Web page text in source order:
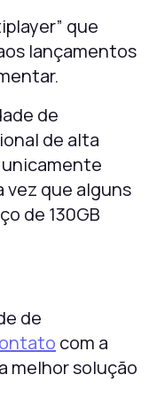
que
lançamentos
de
de alta
unicamente
vez que alguns
de 130GB
de
com a
melhor solução